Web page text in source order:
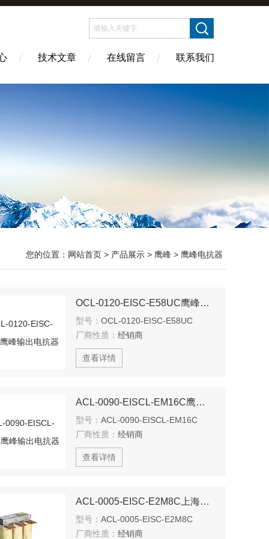
技术文章 在线留言 联系我们
您的位置： 网站首页 > 产品展示 > 鹰峰 > 鹰峰电抗器
OCL-0120-EISC-E58UC鹰峰输出电抗器
型号： OCL-0120-EISC-E58UC
厂商性质： 经销商
查看详情
ACL-0090-EISCL-EM16C鹰峰输出电抗器
型号： ACL-0090-EISCL-EM16C
厂商性质： 经销商
查看详情
ACL-0005-EISC-E2M8C上海鹰峰电抗器
型号： ACL-0005-EISC-E2M8C
厂商性质： 经销商